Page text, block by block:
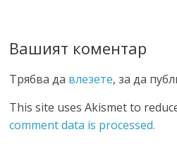
Вашият коментар
Трябва да влезете, за да
This site uses Akismet to
comment data is processed.